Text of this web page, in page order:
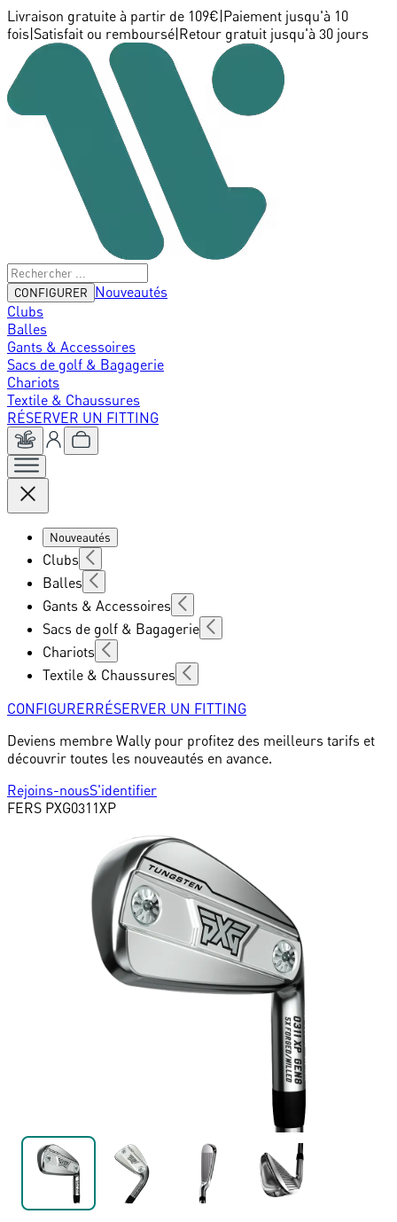
Livraison gratuite à partir de 109€ Paiement jusqu'à 10
fois Satisfait ou remboursé Retour gratuit jusqu'à 30 jours
CONFIGURER
Nouveautés
Clubs
Balles
Gants & Accessoires
Sacs de golf & Bagagerie
Chariots
Textile & Chaussures
RÉSERVER UN FITTING
Nouveautés
Clubs
Balles
Gants & Accessoires
Sacs de golf & Bagagerie
Chariots
Textile & Chaussures
CONFIGURERRÉSERVER UN FITTING
Deviens membre Wally pour profitez des meilleurs tarifs et
découvrir toutes les nouveautés en avance.
Rejoins-nousS'identifier
FERS PXG0311XP